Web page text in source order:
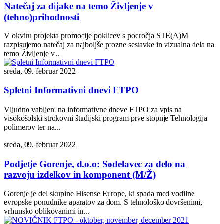
Natečaj za dijake na temo Življenje v
(tehno)prihodnosti
V okviru projekta promocije poklicev s področja STE(A)M
razpisujemo natečaj za najboljše prozne sestavke in vizualna dela na
temo Življenje v...
sreda, 09. februar 2022
Spletni Informativni dnevi FTPO
Vljudno vabljeni na informativne dneve FTPO za vpis na
visokošolski strokovni študijski program prve stopnje Tehnologija
polimerov ter na...
sreda, 09. februar 2022
Podjetje Gorenje, d.o.o: Sodelavec za delo na
razvoju izdelkov in komponent (M/Ž)
Gorenje je del skupine Hisense Europe, ki spada med vodilne
evropske ponudnike aparatov za dom. S tehnološko dovršenimi,
vrhunsko oblikovanimi in...